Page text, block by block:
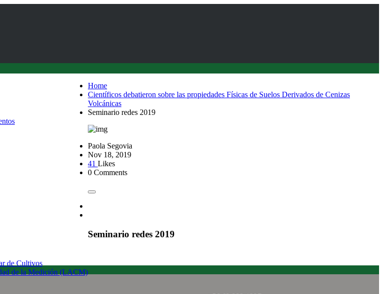
de Cultivos
de la Medición (LACM)
Home
Científicos debatieron sobre las propiedades Físicas de Suelos Derivados de Cenizas
Volcánicas
Seminario redes 2019
Paola Segovia
Nov 18, 2019
41 Likes
0 Comments
Seminario redes 2019